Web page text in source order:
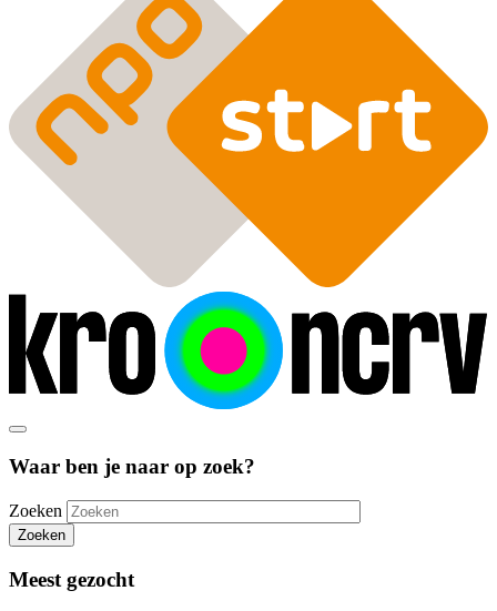
Waar ben je naar op zoek?
Zoeken
Zoeken
Meest gezocht